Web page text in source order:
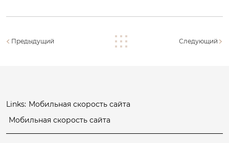
Предыдущий Следующий
Links: Мобильная скорость сайта
Мобильная скорость сайта